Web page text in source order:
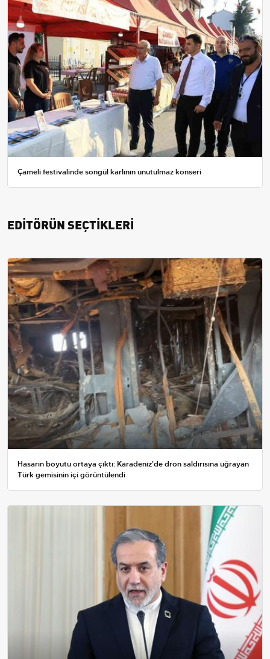
Çameli festivalinde songül karlının unutulmaz konseri
EDİTÖRÜN SEÇTİKLERİ
Hasarın boyutu ortaya çıktı: Karadeniz'de dron saldırısına uğrayan
Türk gemisinin içi görüntülendi